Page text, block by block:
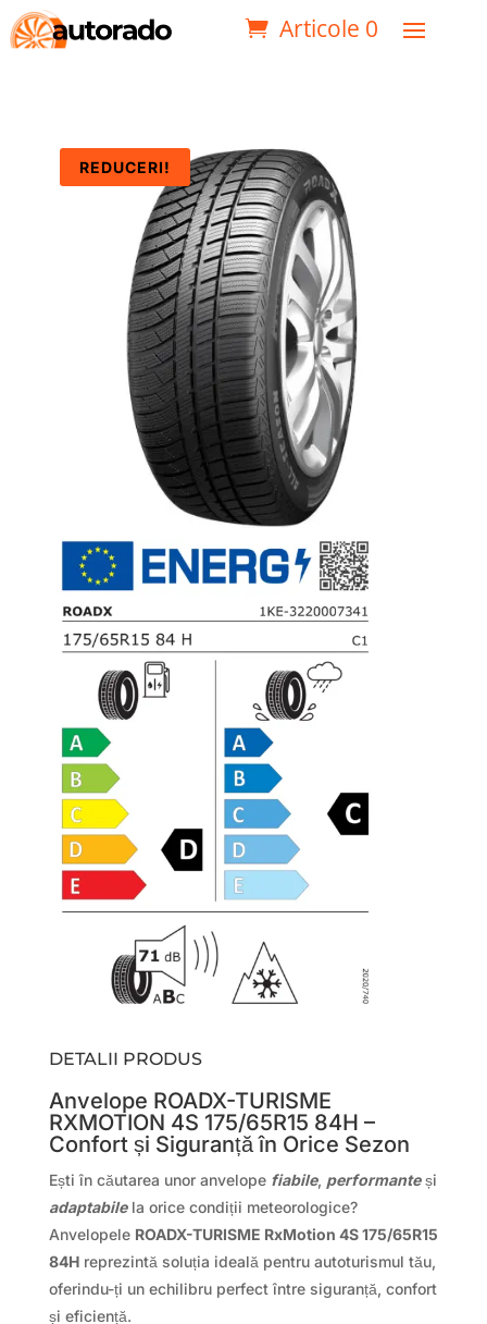
Articole 0
REDUCERI!
DETALII PRODUS
Anvelope ROADX-TURISME
RXMOTION 4S 175/65R15 84H –
Confort și Siguranță în Orice Sezon
Ești în căutarea unor anvelope fiabile, performanteși
adaptabilela orice condiții meteorologice?
Anvelopele ROADX-TURISME RxMotion 4S 175/65R15
84Hreprezintă soluția ideală pentru autoturismul tău,
oferindu-ți un echilibru perfect între siguranță, confort
și eficiență.